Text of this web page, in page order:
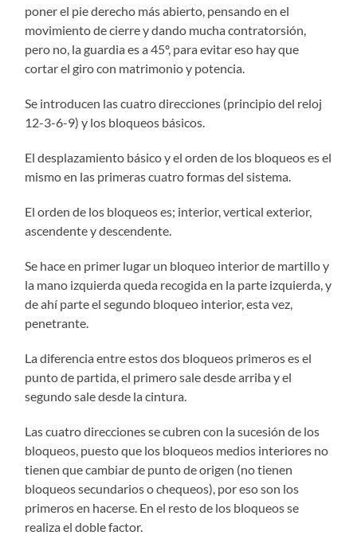
poner el pie derecho más abierto, pensando en el
movimiento de cierre y dando mucha contratorsión,
pero no, la guardia es a 45º, para evitar eso hay que
cortar el giro con matrimonio y potencia.
Se introducen las cuatro direcciones (principio del reloj
12-3-6-9) y los bloqueos básicos.
El desplazamiento básico y el orden de los bloqueos es el
mismo en las primeras cuatro formas del sistema.
El orden de los bloqueos es; interior, vertical exterior,
ascendente y descendente.
Se hace en primer lugar un bloqueo interior de martillo y
la mano izquierda queda recogida en la parte izquierda, y
de ahí parte el segundo bloqueo interior, esta vez,
penetrante.
La diferencia entre estos dos bloqueos primeros es el
punto de partida, el primero sale desde arriba y el
segundo sale desde la cintura.
Las cuatro direcciones se cubren con la sucesión de los
bloqueos, puesto que los bloqueos medios interiores no
tienen que cambiar de punto de origen (no tienen
bloqueos secundarios o chequeos), por eso son los
primeros en hacerse. En el resto de los bloqueos se
realiza el doble factor.